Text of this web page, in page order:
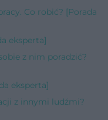
Co robić? [Porada
eksperta]
z nim poradzić?
eksperta]
z innymi ludźmi?